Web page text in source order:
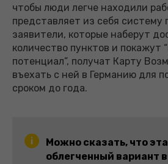
чтобы люди легче находили
представляет из себя систему
заявители, которые наберут
количество пунктов и покажут
потенциал”, получат Карту
въехать с ней в Германию для
сроком до года.
Можно сказать, что
облегченный вариант